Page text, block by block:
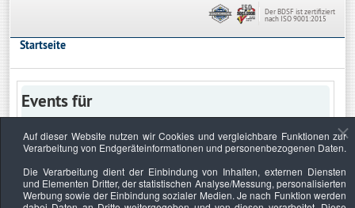
Der BDSF ist zertifiziert
nach ISO 9001:2015
Startseite
Events für
Keine Termine
Auf dieser Website nutzen wir Cookies und vergleichbare Funktionen zur
Verarbeitung von Endgeräteinformationen und personenbezogenen Daten.
Die Verarbeitung dient der Einbindung von Inhalten, externen Diensten
und Elementen Dritter, der statistischen Analyse/Messung, personalisierten
Werbung sowie der Einbindung sozialer Medien. Je nach Funktion werden